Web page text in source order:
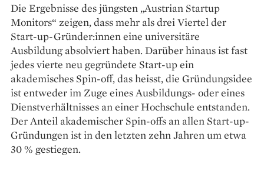
Die Ergebnisse des jüngsten „Austrian Startup
Monitors“ zeigen, dass mehr als drei Viertel der
Start-up-Gründer:innen eine universitäre
Ausbildung absolviert haben. Darüber hinaus ist fast
jedes vierte neu gegründete Start-up ein
akademisches Spin-off, das heisst, die Gründungsidee
ist entweder im Zuge eines Ausbildungs- oder eines
Dienstverhältnisses an einer Hochschule entstanden.
Der Anteil akademischer Spin-offs an allen Start-up-
Gründungen ist in den letzten zehn Jahren um etwa
30 % gestiegen.